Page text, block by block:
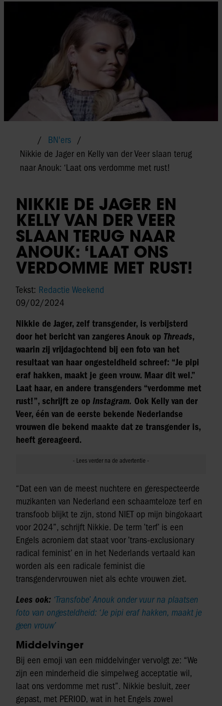
BN'ers
Nikkie de Jager en Kelly van der Veer slaan terug
naar Anouk: ‘Laat ons verdomme met rust!
NIKKIE DE JAGER EN
KELLY VAN DER VEER
SLAAN TERUG NAAR
ANOUK: ‘LAAT ONS
VERDOMME MET RUST!
Tekst: Redactie Weekend
09/02/2024
Nikkie de Jager, zelf transgender, is verbijsterd
door het bericht van zangeres Anouk op Threads,
waarin zij vrijdagochtend bij een foto van het
resultaat van haar ongesteldheid schreef: “Je pipi
eraf hakken, maakt je geen vrouw. Maar dit wel.”
Laat haar, en andere transgenders “verdomme met
rust!”, schrijft ze op Instagram. Ook Kelly van der
Veer, één van de eerste bekende Nederlandse
vrouwen die bekend maakte dat ze transgender is,
heeft gereageerd.
“Dat een van de meest nuchtere en gerespecteerde
muzikanten van Nederland een schaamteloze terf en
transfoob blijkt te zijn, stond NIET op mijn bingokaart
voor 2024”, schrijft Nikkie. De term ’terf’ is een
Engels acroniem dat staat voor ’trans-exclusionary
radical feminist’ en in het Nederlands vertaald kan
worden als een radicale feminist die
transgendervrouwen niet als echte vrouwen ziet.
Lees ook: ‘Transfobe’ Anouk onder vuur na plaatsen
foto van ongesteldheid: ‘Je pipi eraf hakken, maakt je
geen vrouw’
Middelvinger
Bij een emoji van een middelvinger vervolgt ze: “We
zijn een minderheid die simpelweg acceptatie wil,
laat ons verdomme met rust”. Nikkie besluit, zeer
gepast, met PERIOD, wat in het Engels zowel